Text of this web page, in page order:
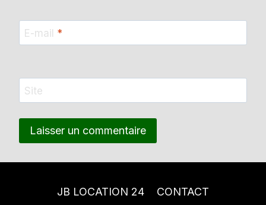
E-mail *
Site
JB LOCATION 24 CONTACT